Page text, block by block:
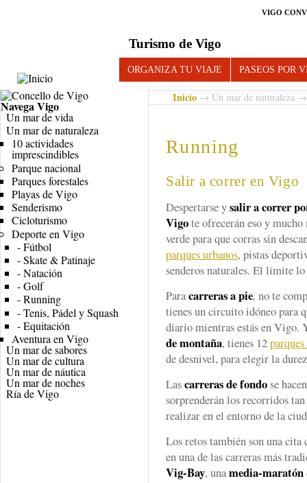
VIGO
Turismo de Vigo
ORGANIZA TU VIAJE PASEOS POR
NavegaVigo
Un mar de vida
Un mar de naturaleza
10 actividades
imprescindibles
Parque nacional
Parques forestales
Playas de Vigo
Senderismo
Cicloturismo
Deporte en Vigo
-Fútbol
-Skate & Patinaje
-Natación
-Golf
-Running
-Tenis, Pádel y Squash
-Equitación
Aventura en Vigo
Un mar de sabores
Un mar de cultura
Un mar de náutica
Un mar de noches
Ría de Vigo
Inicio → Un mar de naturaleza
Running
Salir a correr en Vigo
Despertarse ysalir a correr
Vigote ofrecerán eso y
verde para que corras sin
parques urbanos, pistas
senderos naturales. El límite
Paracarreras a pie, no te
tienes un circuito idóneo para
diario mientras estás en Vigo.
de montaña, tienes 12
de desnivel, para elegir la
Lascarreras de fondo se
sorprenderán los recorridos
realizar en el entorno de la
Los retos también son una
en una de las carreras más
Vig-Bay, unamedia-maratón